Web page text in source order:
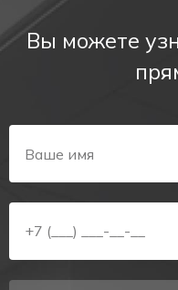
Вы можете